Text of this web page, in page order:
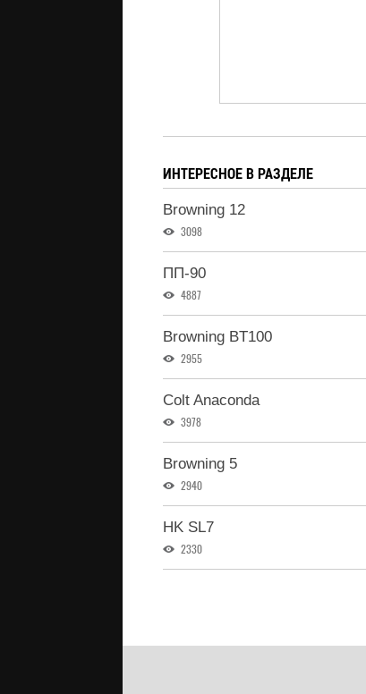
ИНТЕРЕСНОЕ В РАЗДЕЛЕ
Browning 12
3098
ПП-90
4887
Browning BT100
2955
Colt Anaconda
3978
Browning 5
2940
HK SL7
2330